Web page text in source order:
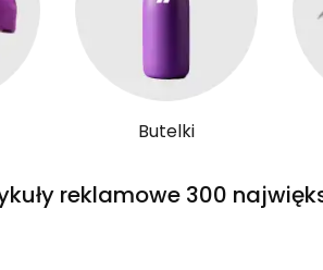
Butelki
reklamowe 300